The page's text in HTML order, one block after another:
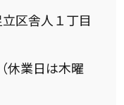
区舎人１丁目
休業日は木曜